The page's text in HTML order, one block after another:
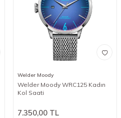
Welder Moody
Welder Moody WRC125 Kadın
Kol Saati
7.350,00 TL